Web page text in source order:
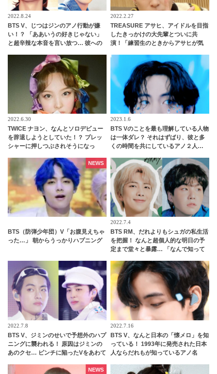
2022.8.24
BTS V、じつはジンのアノ行動が嫌
い！？ 「ああいうの好きじゃない」
と超辛辣な本音を言い放つ… 彼への
ない彼のその様子が面白すぎる
2022.2.27
TREASURE アサヒ、アイドルを目指
したきっかけの大先輩とついに共
演！「練習生のときからアサヒが気
ていた！ 彼のサクセスストーリーに
注目殺到
2022.6.30
TWICE ナヨン、なんとソロデビュー
を辞退しようとしていた！？ プレッ
シャーに押しつぶされそうになっ
ある言葉とは？
2023.1.6
BTS Vのことを最も理解している人物
は一体ダレ？ それはずばり、彼と多
くの時間を共にしているアノ２人…
てる！」と太鼓判を押す様子がかわ
いすぎる
BTS（防弾少年団）V「お腹見えちゃ
った…」 朝からうっかりハプニング
NEWS
2022.7.4
BTS RM、だれよりもシュガの私生活
を把握！ なんと超個人的な明日の予
定まで堂々と暴露… 「なんで知って
のリアクションまでかわいすぎる
2022.7.8
BTS V、ジミンのせいで予想外のハプ
ニングに襲われる！ 原因はジミンの
あのクセ… ピンチに陥ったVをあわて
いすぎるとファンくぎづけ
2022.7.16
BTS V、なんと日本の「懐メロ」を知
っている！ 1993年に発売された日本
人ならだれもが知っているアノ名
ンションで話す彼の姿にファン衝撃
NEWS